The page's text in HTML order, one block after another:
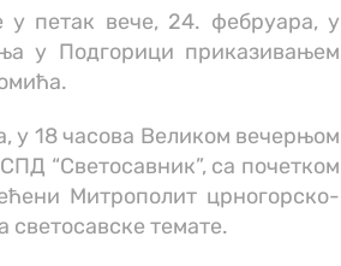
у петак вече, 24. фебруара, у
у Подгорици приказивањем
у 18 часова Великом вечерњом
“Светосавник”, са почетком
Митрополит црногорско-
светосавске темате.